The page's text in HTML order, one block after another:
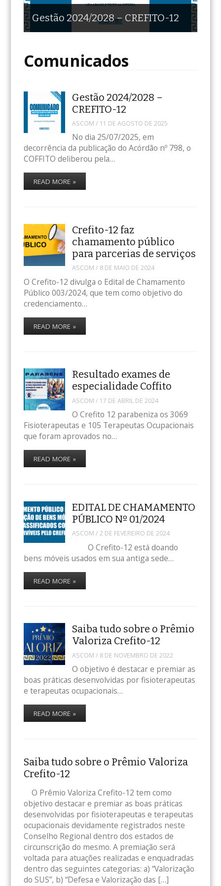
Gestão 2024/2028 – CREFITO-12
público para parcerias de
serviços
Resultado exames de
especialidade Coffito
EDITAL DE CHAMAMENTO
PÚBLICO Nº 01/2024
Saiba tudo sobre o Prêmio
Valoriza Crefito-12
Comunicados
Gestão 2024/2028 –
CREFITO-12
ASCOM / 11 DE AGOSTO DE 2025
No dia 25/07/2025, em
decorrência da publicação do Acórdão nº 798, o
COFFITO deliberou pela…
READ MORE »
Crefito-12 faz
chamamento público
para parcerias de serviços
ASCOM / 8 DE MAIO DE 2024
O Crefito-12 divulga o Edital de Chamamento
Público 003/2024, que tem como objetivo do
credenciamento…
READ MORE »
Resultado exames de
especialidade Coffito
ASCOM / 17 DE ABRIL DE 2024
O Crefito 12 parabeniza os 3069
Fisioterapeutas e 105 Terapeutas Ocupacionais
que foram aprovados no…
READ MORE »
EDITAL DE CHAMAMENTO
PÚBLICO Nº 01/2024
ASCOM /2 DE FEVEREIRO DE 2024
O Crefito-12 está doando
bens móveis usados em sua antiga sede…
READ MORE »
Saiba tudo sobre o Prêmio
Valoriza Crefito-12
ASCOM / 8 DE NOVEMBRO DE 2022
O objetivo é destacar e premiar as
boas práticas desenvolvidas por fisioterapeutas
e terapeutas ocupacionais…
READ MORE »
Saiba tudo sobre o Prêmio Valoriza
Crefito-12
O Prêmio Valoriza Crefito-12 tem como
objetivo destacar e premiar as boas práticas
desenvolvidas por fisioterapeutas e terapeutas
ocupacionais devidamente registrados neste
Conselho Regional dentro dos estados de
circunscrição do mesmo. A premiação será
voltada para atuações realizadas e enquadradas
dentro das seguintes categorias: a) “Valorização
do SUS”, b) “Defesa e Valorização das […]